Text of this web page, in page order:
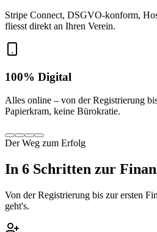
Stripe Connect, DSGVO-konform,
fliesst direkt an Ihren Verein.
100% Digital
Alles online – von der Registrierung
Papierkram, keine Bürokratie.
Der Weg zum Erfolg
In 6 Schritten zur
Von der Registrierung bis zur ersten
geht's.